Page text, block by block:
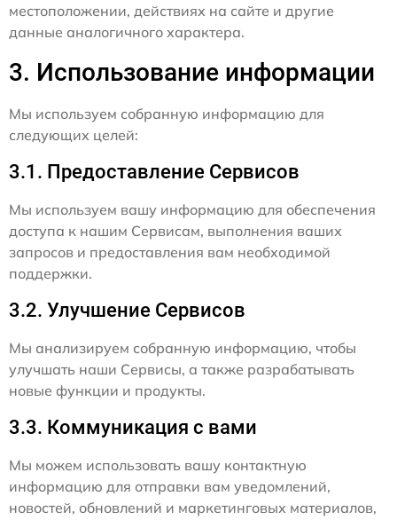
местоположении, действиях на сайте и другие
данные аналогичного характера.
3. Использование информации
Мы используем собранную информацию для
следующих целей:
3.1. Предоставление Сервисов
Мы используем вашу информацию для обеспечения
доступа к нашим Сервисам, выполнения ваших
запросов и предоставления вам необходимой
поддержки.
3.2. Улучшение Сервисов
Мы анализируем собранную информацию, чтобы
улучшать наши Сервисы, а также разрабатывать
новые функции и продукты.
3.3. Коммуникация с вами
Мы можем использовать вашу контактную
информацию для отправки вам уведомлений,
новостей, обновлений и маркетинговых материалов,